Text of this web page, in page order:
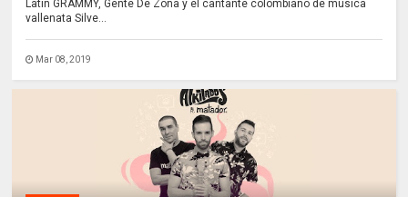
Latin GRAMMY, Gente De Zona y el cantante colombiano de música
vallenata Silve...
Mar 08, 2019